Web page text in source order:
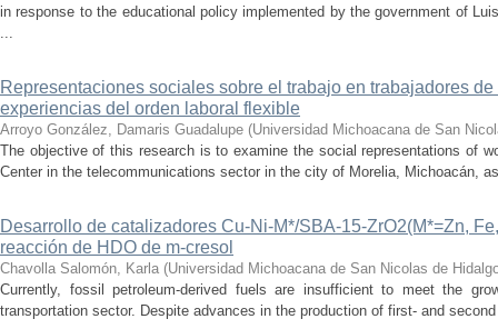
in response to the educational policy implemented by the government of
...
Representaciones sociales sobre el trabajo en trabajadores
experiencias del orden laboral flexible
Arroyo González, Damaris Guadalupe (Universidad Michoacana de San
The objective of this research is to examine the social representations of
Center in the telecommunications sector in the city of Morelia, Michoacán,
Desarrollo de catalizadores Cu-Ni-M*/SBA-15-ZrO2(M*=Zn,
reacción de HDO de m-cresol
Chavolla Salomón, Karla (Universidad Michoacana de San Nicolas de
Currently, fossil petroleum-derived fuels are insufficient to meet the
transportation sector. Despite advances in the production of first- and